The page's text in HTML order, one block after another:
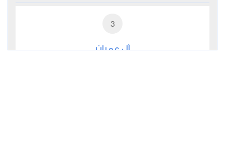
3
آل عمران